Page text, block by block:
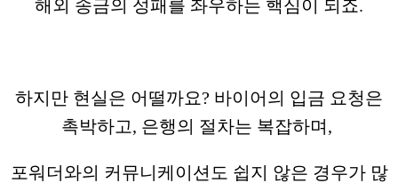
해외 송금의 성패를 좌우하는 핵심이 되죠.
하지만 현실은 어떨까요? 바이어의 입금 요청은
촉박하고, 은행의 절차는 복잡하며,
포워더와의 커뮤니케이션도 쉽지 않은 경우가 많